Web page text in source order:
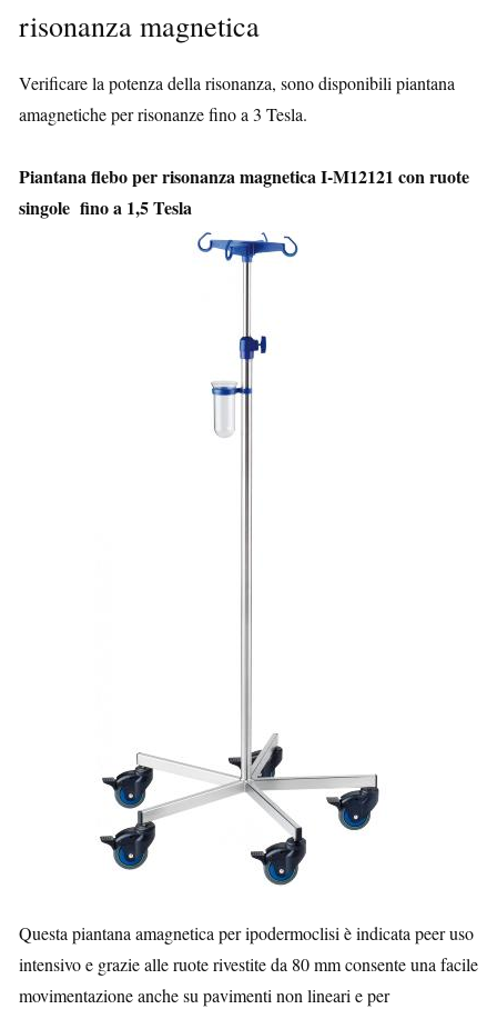
risonanza magnetica
Verificare la potenza della risonanza, sono disponibili piantana
amagnetiche per risonanze fino a 3 Tesla.
Piantana flebo per risonanza magnetica I-M12121 con ruote
singole fino a 1,5 Tesla
Questa piantana amagnetica per ipodermoclisi è indicata peer uso
intensivo e grazie alle ruote rivestite da 80 mm consente una facile
movimentazione anche su pavimenti non lineari e per